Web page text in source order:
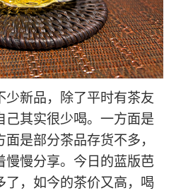
少新品，除了平时有茶友
己其实很少喝。一方面是
是部分茶品存货不多，
慢分享。今日的蓝版芭
，如今的茶价又高，喝